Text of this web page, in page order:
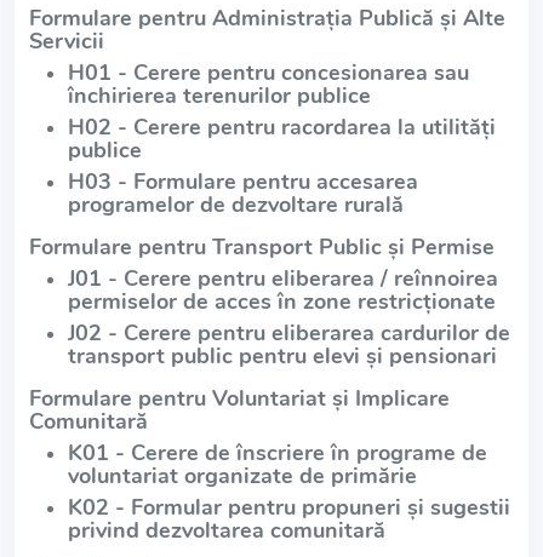
Formulare pentru Administrația Publică și Alte
Servicii
H01 - Cerere pentru concesionarea sau
închirierea terenurilor publice
H02 - Cerere pentru racordarea la utilități
publice
H03 - Formulare pentru accesarea
programelor de dezvoltare rurală
Formulare pentru Transport Public și Permise
J01 - Cerere pentru eliberarea / reînnoirea
permiselor de acces în zone restricționate
J02 - Cerere pentru eliberarea cardurilor de
transport public pentru elevi și pensionari
Formulare pentru Voluntariat și Implicare
Comunitară
K01 - Cerere de înscriere în programe de
voluntariat organizate de primărie
K02 - Formular pentru propuneri și sugestii
privind dezvoltarea comunitară